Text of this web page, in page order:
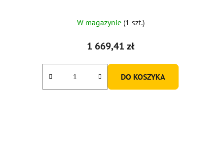
W magazynie (1 szt.)
1 669,41 zł
DO KOSZYKA